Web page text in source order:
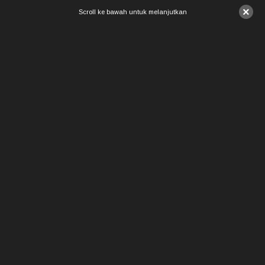
×
Scroll ke bawah untuk melanjutkan